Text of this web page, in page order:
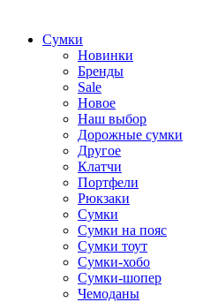
Cумки
Новинки
Бренды
Sale
Новое
Наш выбор
Дорожные сумки
Другое
Клатчи
Портфели
Рюкзаки
Сумки
Сумки на пояс
Сумки тоут
Сумки-хобо
Сумки-шопер
Чемоданы